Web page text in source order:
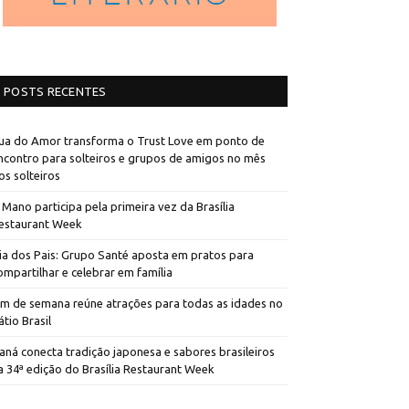
POSTS RECENTES
do Amor transforma o Trust Love em ponto de
para solteiros e grupos de amigos no mês
solteiros
Mano participa pela primeira vez da Brasília
Week
dos Pais: Grupo Santé aposta em pratos para
e celebrar em família
de semana reúne atrações para todas as idades no
Brasil
conecta tradição japonesa e sabores brasileiros
34ª edição do Brasília Restaurant Week